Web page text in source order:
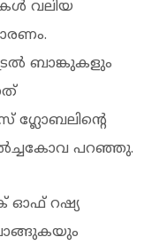
വലിയ
ബാങ്കുകളും
ഗ്ലോബലിന്റെ
പറഞ്ഞു.
ഓഫ് റഷ്യ